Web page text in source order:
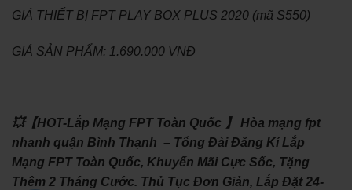
GIÁ THIẾT BỊ FPT PLAY BOX PLUS 2020 (mã S550)
GIÁ SẢN PHẨM: 1.690.000 VNĐ
💥【HOT-Lắp Mạng FPT Toàn Quốc 】 Hòa mạng fpt
nhanh quận Bình Thạnh – Tổng Đài Đăng Kí Lắp
Mạng FPT Toàn Quốc, Khuyến Mãi Cực Sốc, Tặng
Thêm 2 Tháng Cước. Thủ Tục Đơn Giản, Lắp Đặt 24-